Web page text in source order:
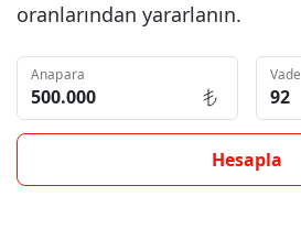
oranlarından yararlanın.
Anapara Vade
Hesapla